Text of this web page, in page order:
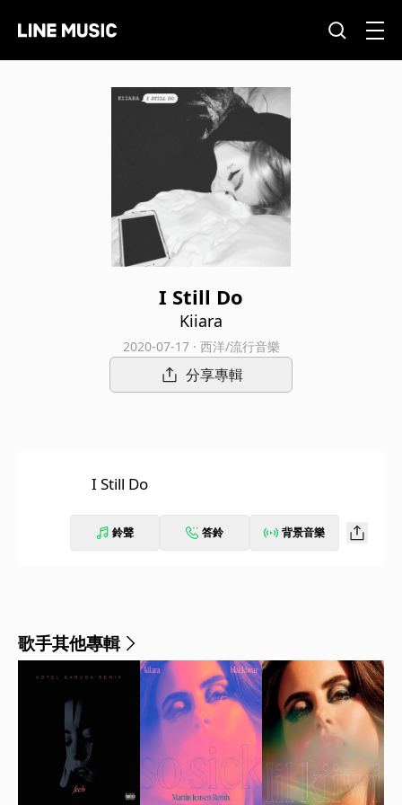
I Still Do
Kiiara
2020-07-17 · 西洋/流行音樂
分享專輯
I Still Do
鈴聲 答鈴 背景音樂
歌手其他專輯